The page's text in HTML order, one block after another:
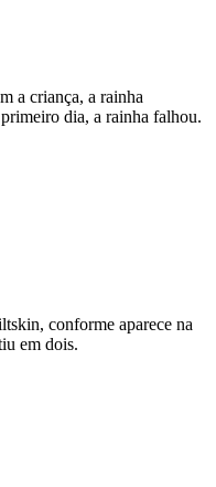
a criança, a rainha
dia, a rainha falhou.
conforme aparece na
em dois.